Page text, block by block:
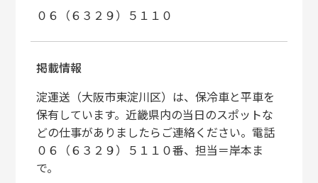
０６（６３２９）５１１０
掲載情報
淀運送（大阪市東淀川区）は、保冷車と平車を
保有しています。近畿県内の当日のスポットな
どの仕事がありましたらご連絡ください。電話
０６（６３２９）５１１０番、担当＝岸本ま
で。